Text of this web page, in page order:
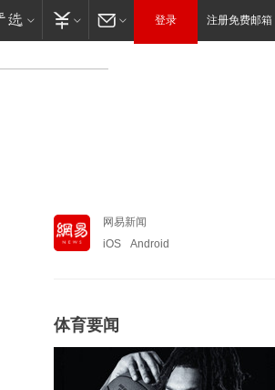
登录 注册免费邮箱
网易新闻
iOS
Android
体育要闻